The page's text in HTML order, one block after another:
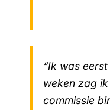
“Ik was
weken zag
commissie